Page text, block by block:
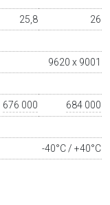
25,8
26
9620 x 9001
676 000
684 000
-40°C / +40°C